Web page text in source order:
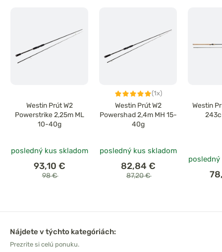
Westin Prút W2
Powerstrike 2,25m ML
10-40g
posledný kus skladom
93,10 €
98 €
(1x)
Westin Prút W2
Powershad 2,4m MH 15-
40g
posledný kus skladom
82,84 €
87,20 €
Westin
Nájdete v týchto kategóriách:
Prezrite si celú ponuku.